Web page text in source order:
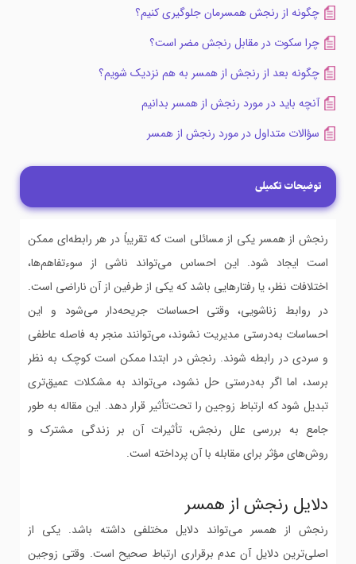
چگونه از رنجش همسرمان جلوگیری کنیم؟
چرا سکوت در مقابل رنجش مضر است؟
چگونه بعد از رنجش از همسر به هم نزدیک شویم؟
آنچه باید در مورد رنجش از همسر بدانیم
سؤالات متداول در مورد رنجش از همسر
توضیحات تکمیلی
رنجش از همسر یکی از مسائلی است که تقریباً در هر رابطه‌ای ممکن
است ایجاد شود. این احساس می‌تواند ناشی از سوءتفاهم‌ها،
اختلافات نظر، یا رفتارهایی باشد که یکی از طرفین از آن ناراضی است.
در روابط زناشویی، وقتی احساسات جریحه‌دار می‌شود و این
احساسات به‌درستی مدیریت نشوند، می‌توانند منجر به فاصله عاطفی
و سردی در رابطه شوند. رنجش در ابتدا ممکن است کوچک به نظر
برسد، اما اگر به‌درستی حل نشود، می‌تواند به مشکلات عمیق‌تری
تبدیل شود که ارتباط زوجین را تحت‌تأثیر قرار دهد. این مقاله به طور
جامع به بررسی علل رنجش، تأثیرات آن بر زندگی مشترک و
روش‌های مؤثر برای مقابله با آن پرداخته است.
دلایل رنجش از همسر
رنجش از همسر می‌تواند دلایل مختلفی داشته باشد. یکی از
اصلی‌ترین دلایل آن عدم برقراری ارتباط صحیح است. وقتی زوجین